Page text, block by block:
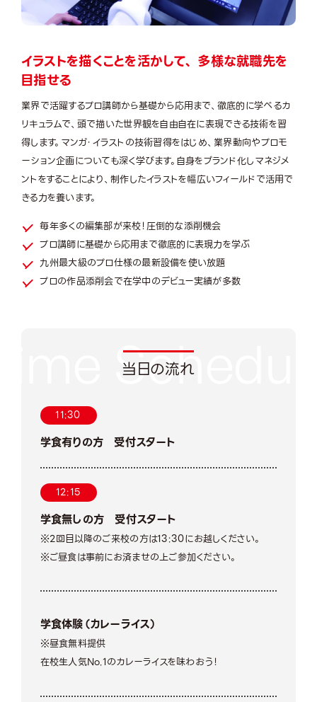
イラストを描くことを活かして、 多様な就職先を
目指せる
業界で活躍するプロ講師から基礎から応用まで、徹底的に学べるカ
リキュラムで、頭で描いた世界観を自由自在に表現できる技術を習
得します。マンガ・イラストの技術習得をはじめ、業界動向やプロモ
ーション企画についても深く学びます。自身をブランド化しマネジメ
ントをすることにより、制作したイラストを幅広いフィールドで活用で
きる力を養います。
毎年多くの編集部が来校！圧倒的な添削機会
プロ講師に基礎から応用まで徹底的に表現力を学ぶ
九州最大級のプロ仕様の最新設備を使い放題
プロの作品添削会で在学中のデビュー実績が多数
当日の流れ
11:30
学食有りの方 受付スタート
12:15
学食無しの方 受付スタート
※2回目以降のご来校の方は13:30にお越しください。
※ご昼食は事前にお済ませの上ご参加ください。
学食体験（カレーライス）
※昼食無料提供
在校生人気No.1のカレーライスを味わおう！